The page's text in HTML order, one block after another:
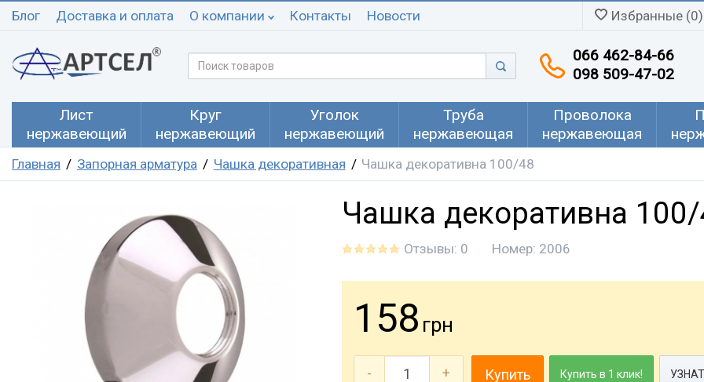
Блог Доставка и оплата О компании Контакты Новости Избранные (0)
066 462-84-66
098 509-47-02
Лист
нержавеющий
Круг
нержавеющий
Уголок
нержавеющий
Труба
нержавеющая
Проволока
нержавеющая
Главная Запорная арматура Чашка декоративная Чашка декоративна 100/48
Чашка декоративна
Отзывы: 0 Номер: 2006
158 грн
- + Купить Купить в 1 клик!